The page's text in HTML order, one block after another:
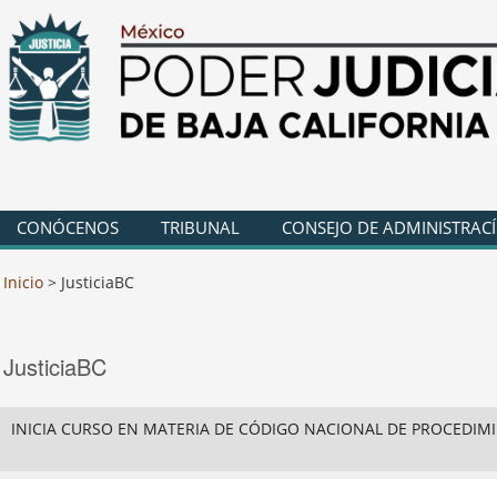
CONÓCENOS TRIBUNAL CONSEJO DE
Inicio > JusticiaBC
JusticiaBC
INICIA CURSO EN MATERIA DE CÓDIGO NACIONAL DE